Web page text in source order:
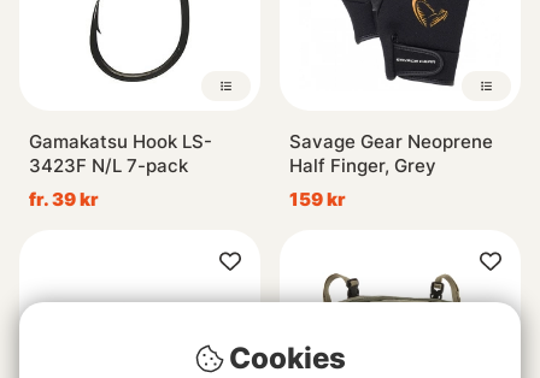
Gamakatsu Hook LS-
3423F N/L 7-pack
fr. 39 kr
Savage Gear Neoprene
Half Finger, Grey
159 kr
Cookies